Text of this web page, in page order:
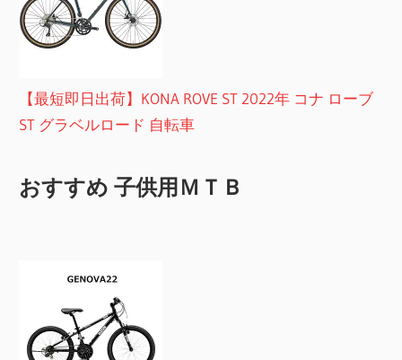
【最短即日出荷】KONA ROVE ST 2022年 コナ ローブ
ST グラベルロード 自転車
おすすめ 子供用ＭＴＢ